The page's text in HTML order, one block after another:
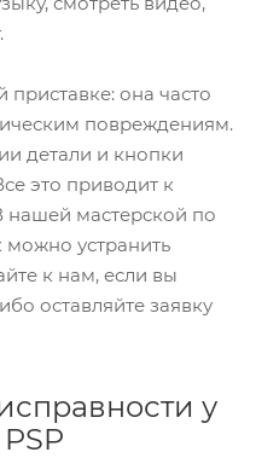
приставке: она часто
повреждениям.
детали и кнопки
это приводит к
нашей мастерской по
можно устранить
к нам, если вы
оставляйте заявку
у